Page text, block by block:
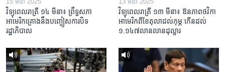
វិទ្យុពេលរាត្រី ១៤ មីនា៖ ព្រឹទ្ធសភា
អាមេរិកគ្រោងនឹងបញ្ចៀសការបិទ
រដ្ឋាភិបាល
វិទ្យុពេលរាត្រី ១៣ មីនា៖ ឱនភាព​ថវិកា​
អាមេរិក​ពី​ខែ​តុលា​ដល់​កុម្ភៈ​កើន​ដល់​
១.១៤៧​លានលាន​ដុល្លារ